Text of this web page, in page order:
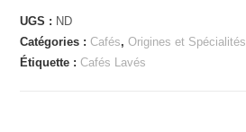
Golden
Gong
-
UGS : ND
Catégories :Cafés,Origines et Spécialités
Étiquette :Cafés Lavés